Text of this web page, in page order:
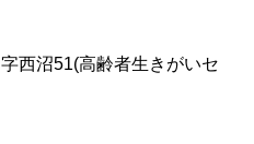
西沼51(高齢者生きがいセ